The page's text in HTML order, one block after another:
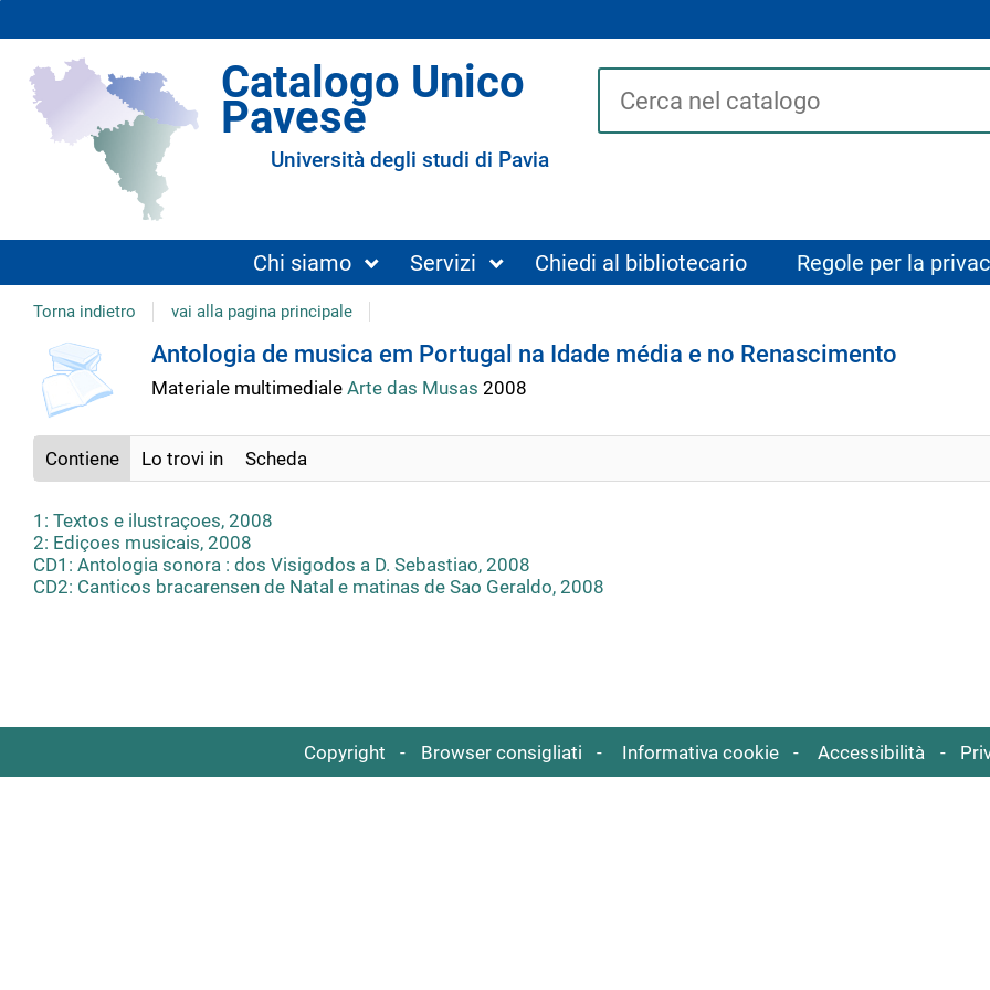
Catalogo Unico
Pavese
Università degli studi di Pavia
Cerca su "Catalogo"
Chi siamo Servizi Chiedi al bibliotecario Regole per la
Torna indietro vai alla pagina principale
Dettaglio
del
documento
copertina Antologia de musica em Portugal na Idade média e no Renascimento
Materiale multimediale Arte das Musas 2008
Contiene Lo trovi in Scheda
1: Textos e ilustraçoes, 2008
2: Ediçoes musicais, 2008
CD1: Antologia sonora : dos Visigodos a D. Sebastiao, 2008
CD2: Canticos bracarensen de Natal e matinas de Sao Geraldo, 2008
Copyright Browser consigliati Informativa cookie Accessibilità